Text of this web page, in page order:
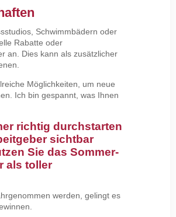
Schwimmbädern oder
Rabatte oder
an. Dies kann als zusätzlicher
Möglichkeiten, um neue
Ich bin gespannt, was Ihnen
richtig durchstarten
sichtbar
Sie das Sommer-
als toller
werden, gelingt es